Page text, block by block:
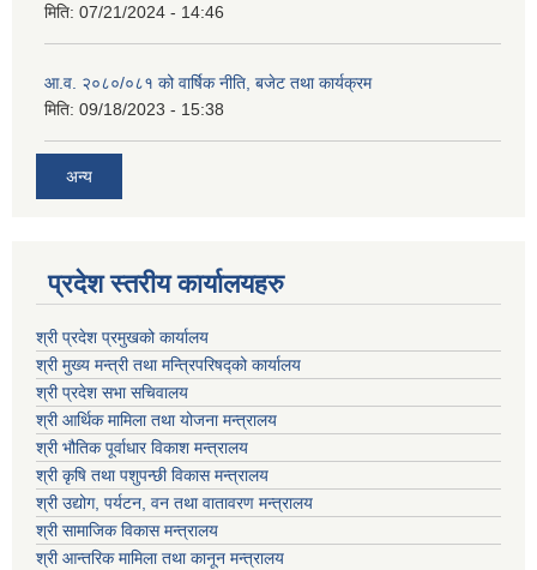
मिति: 07/21/2024 - 14:46
आ.व. २०८०/०८१ को वार्षिक नीति, बजेट तथा कार्यक्रम
मिति: 09/18/2023 - 15:38
अन्य
प्रदेश स्तरीय कार्यालयहरु
श्री प्रदेश प्रमुखको कार्यालय
श्री मुख्य मन्त्री तथा मन्त्रिपरिषद्को कार्यालय
श्री प्रदेश सभा सचिवालय
श्री आर्थिक मामिला तथा योजना मन्त्रालय
श्री भौतिक पूर्वाधार विकाश मन्त्रालय
श्री कृषि तथा पशुपन्छी विकास मन्त्रालय
श्री उद्योग, पर्यटन, वन तथा वातावरण मन्त्रालय
श्री सामाजिक विकास मन्त्रालय
श्री आन्तरिक मामिला तथा कानून मन्त्रालय